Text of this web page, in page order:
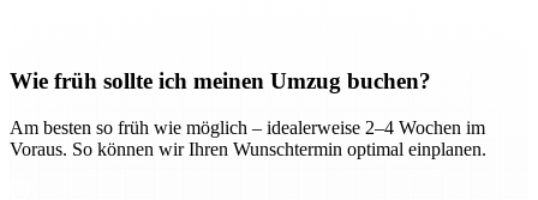
Wie früh sollte ich meinen Umzug buchen?
Am besten so früh wie möglich – idealerweise 2–4 Wochen im
Voraus. So können wir Ihren Wunschtermin optimal einplanen.